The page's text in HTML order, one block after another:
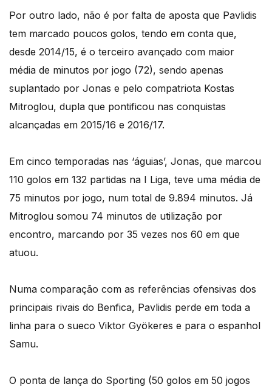
Por outro lado, não é por falta de aposta que Pavlidis
tem marcado poucos golos, tendo em conta que,
desde 2014/15, é o terceiro avançado com maior
média de minutos por jogo (72), sendo apenas
suplantado por Jonas e pelo compatriota Kostas
Mitroglou, dupla que pontificou nas conquistas
alcançadas em 2015/16 e 2016/17.
Em cinco temporadas nas ‘águias’, Jonas, que marcou
110 golos em 132 partidas na I Liga, teve uma média de
75 minutos por jogo, num total de 9.894 minutos. Já
Mitroglou somou 74 minutos de utilização por
encontro, marcando por 35 vezes nos 60 em que
atuou.
Numa comparação com as referências ofensivas dos
principais rivais do Benfica, Pavlidis perde em toda a
linha para o sueco Viktor Gyökeres e para o espanhol
Samu.
O ponta de lança do Sporting (50 golos em 50 jogos